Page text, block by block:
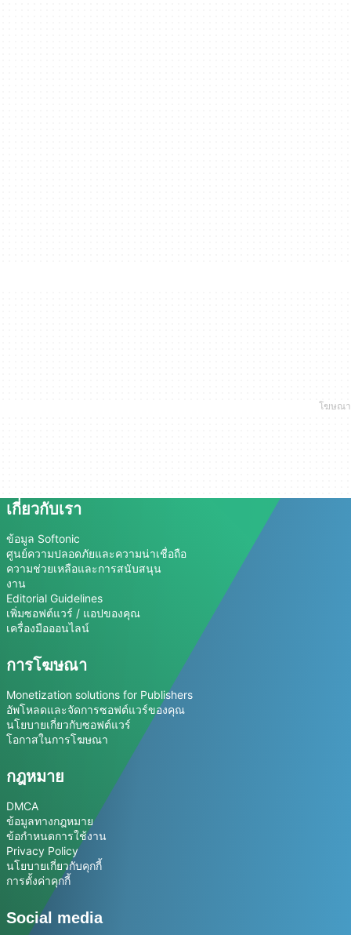
เกี่ยวกับเรา
ข้อมูล Softonic
ศูนย์ความปลอดภัยและความน่าเชื่อถือ
ความช่วยเหลือและการสนับสนุน
งาน
Editorial Guidelines
เพิ่มซอฟต์แวร์ / แอปของคุณ
เครื่องมือออนไลน์
การโฆษณา
Monetization solutions for Publishers
อัพโหลดและจัดการซอฟต์แวร์ของคุณ
นโยบายเกี่ยวกับซอฟต์แวร์
โอกาสในการโฆษณา
กฎหมาย
DMCA
ข้อมูลทางกฎหมาย
ข้อกำหนดการใช้งาน
Privacy Policy
นโยบายเกี่ยวกับคุกกี้
การตั้งค่าคุกกี้
Social media